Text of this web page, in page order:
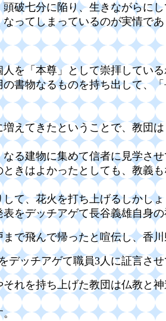
破七分に陥り、生きながらに
ってしまっているのが実情であ
を「本尊」として崇拝してい
書物なるものを持ち出して、
えてきたということで、教団
る建物に集めて信者に見学させ
きはよかったとしても、教義
て、花火を打ち上げるしかしょ
をデッチアゲて長谷義雄自身
で飛んで帰ったと喧伝し、香
ッチアゲて職員3人に証言さ
れを持ち上げた教団は仏教と